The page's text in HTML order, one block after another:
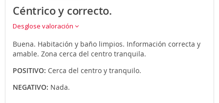
Céntrico y correcto.
Desglose valoración
Buena. Habitación y baño limpios. Información correcta y
amable. Zona cerca del centro tranquila.
POSITIVO: Cerca del centro y tranquilo.
NEGATIVO: Nada.